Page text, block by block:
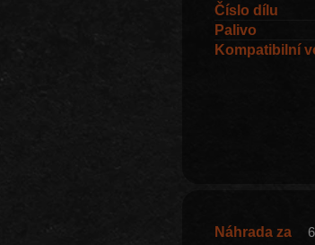
Číslo dílu
Palivo
Kompatibilní
Náhrada za